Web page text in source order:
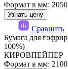
Формат в мм: 2050
Узнать цену
Сравнить
Бумага для
100%)
КИРОВПЕЙПЕР
Формат в мм: 2100